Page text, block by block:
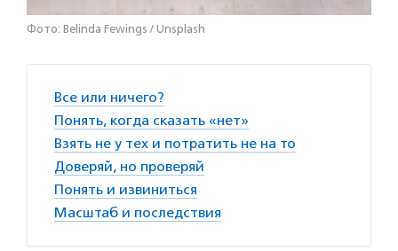
Фото: Belinda Fewings / Unsplash
Все или ничего?
Понять, когда сказать «нет»
Взять не у тех и потратить не на то
Доверяй, но проверяй
Понять и извиниться
Масштаб и последствия